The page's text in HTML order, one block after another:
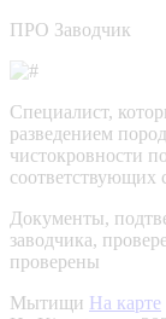
ПРО Заводчик
Специалист,
разведением
чистокровности
соответствующих
Документы,
заводчика,
проверены
Мытищи На карте